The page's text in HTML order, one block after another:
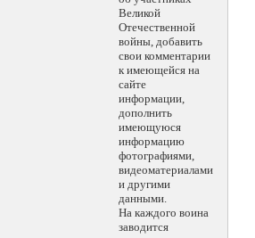
Великой
Отечественной
войны, добавить
свои комментарии
к имеющейся на
сайте
информации,
дополнить
имеющуюся
информацию
фотографиями,
видеоматериалами
и другими
данными.
На каждого воина
заводится